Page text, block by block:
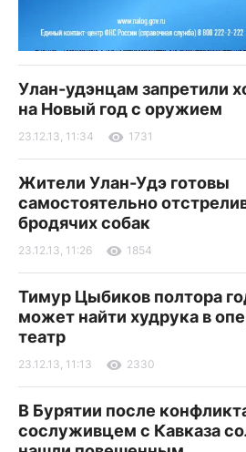
Улан-удэнцам запретили
на Новый год с оружием
23.12.13, 11:34 1731
Жители Улан-Удэ готовы
самостоятельно
бродячих собак
23.12.13, 11:26 1854
Тимур Цыбиков полтора
может найти худрука в
театр
23.12.13, 11:13 2330
В Бурятии после
сослуживцем с Кавказа